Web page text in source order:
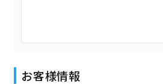
お客様情報